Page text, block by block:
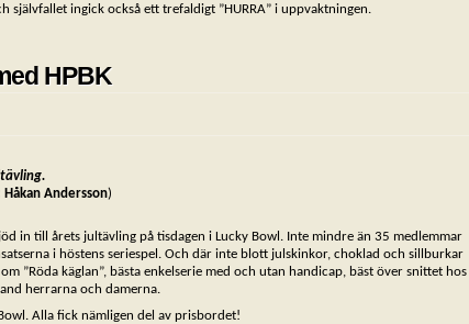
självfallet ingick också ett trefaldigt ”HURRA” i uppvaktningen.
HPBK
Håkan Andersson)
in till årets jultävling på tisdagen i Lucky Bowl. Inte mindre än 35 medlemmar
i höstens seriespel. Och där inte blott julskinkor, choklad och sillburkar
”Röda käglan”, bästa enkelserie med och utan handicap, bäst över snittet hos
herrarna och damerna.
Alla fick nämligen del av prisbordet!